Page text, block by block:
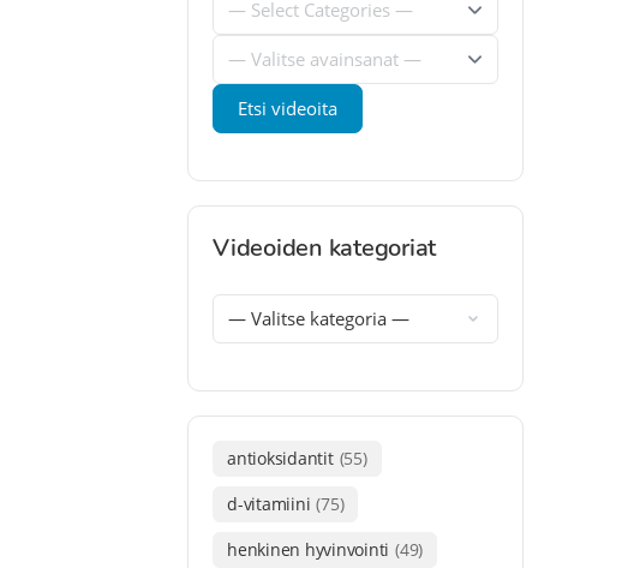
Videoiden kategoriat
antioksidantit (55)
d-vitamiini (75)
henkinen hyvinvointi (49)